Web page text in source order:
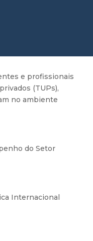
e profissionais
(TUPs),
no ambiente
do Setor
Internacional